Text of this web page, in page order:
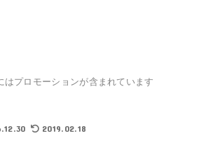
はプロモーションが含まれています
2019.02.18